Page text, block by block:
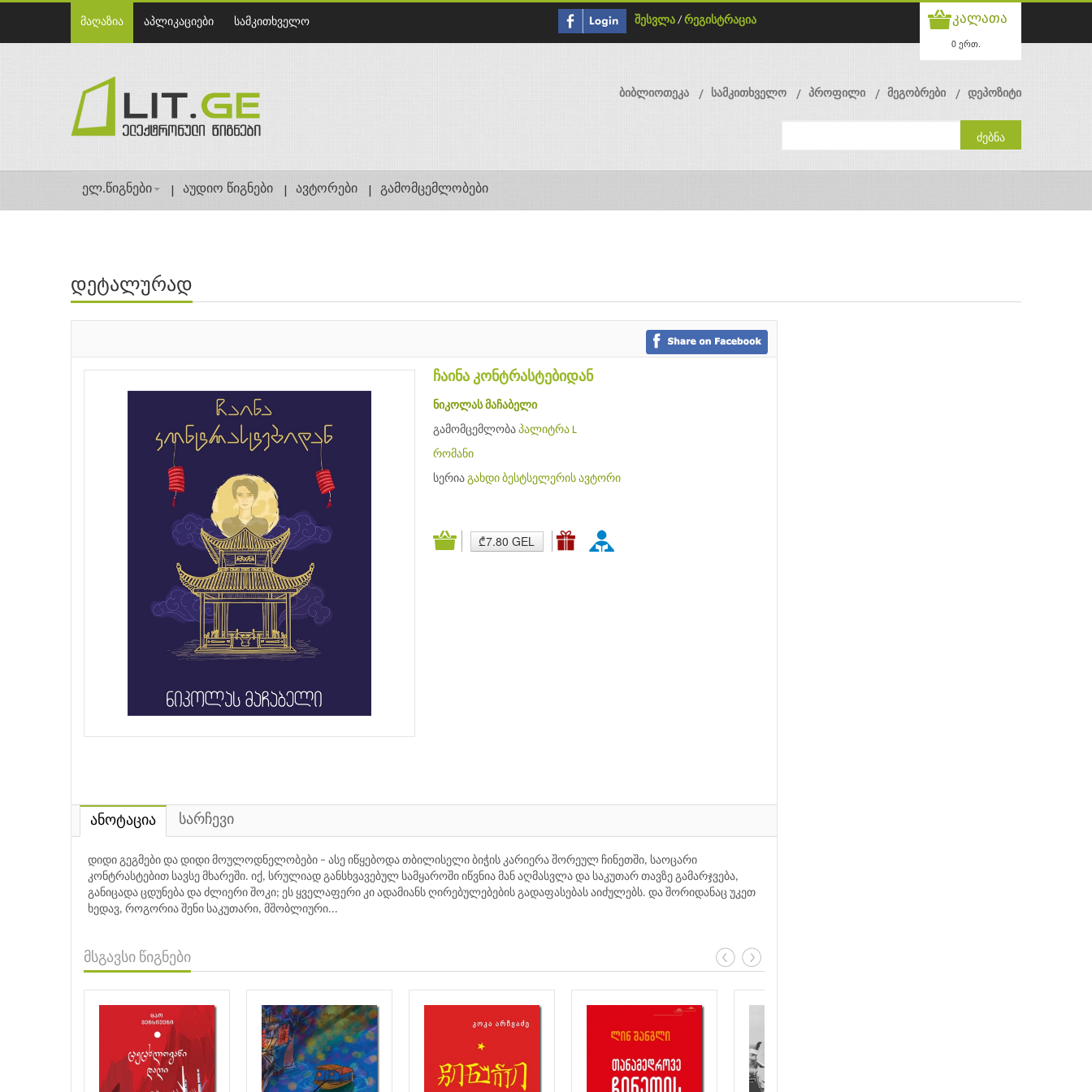
მაღაზია აპლიკაციები სამკითხველო შესვლა / რეგისტრაცია კალათა
0 ერთ.
ბიბლიოთეკა სამკითხველო პროფილი მეგობრები დეპოზიტი
ელ.წიგნები აუდიო წიგნები ავტორები გამომცემლობები
დეტალურად
ჩაინა კონტრასტებიდან
ნიკოლას მაჩაბელი
გამომცემლობა პალიტრა L
რომანი
სერია გახდი ბესტსელერის ავტორი
₾7.80 GEL
ანოტაცია სარჩევი
დიდი გეგმები და დიდი მოულოდნელობები – ასე იწყებოდა თბილისელი ბიჭის კარიერა შორეულ ჩინეთში, საოცარი
კონტრასტებით სავსე მხარეში. იქ, სრულიად განსხვავებულ სამყაროში იწვნია მან აღმასვლა და საკუთარ თავზე გამარჯვება,
განიცადა ცდუნება და ძლიერი შოკი; ეს ყველაფერი კი ადამიანს ღირებულებების გადაფასებას აიძულებს. და შორიდანაც უკეთ
ხედავ, როგორია შენი საკუთარი, მშობლიური...
მსგავსი წიგნები